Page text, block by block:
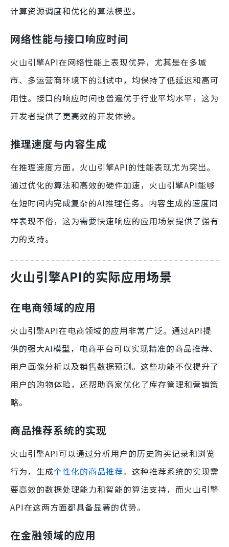
计算资源调度和优化的算法模型。
网络性能与接口响应时间
火山引擎API在网络性能上表现优异，尤其是在多城
市、多运营商环境下的测试中，均保持了低延迟和高可
用性。接口的响应时间也普遍优于行业平均水平，这为
开发者提供了更高效的开发体验。
推理速度与内容生成
在推理速度方面，火山引擎API的性能表现尤为突出。
通过优化的算法和高效的硬件加速，火山引擎API能够
在短时间内完成复杂的AI推理任务。内容生成的速度同
样表现不俗，这为需要快速响应的应用场景提供了强有
力的支持。
火山引擎API的实际应用场景
在电商领域的应用
火山引擎API在电商领域的应用非常广泛。通过API提
供的强大AI模型，电商平台可以实现精准的商品推荐、
用户画像分析以及销售数据预测。这些功能不仅提升了
用户的购物体验，还帮助商家优化了库存管理和营销策
略。
商品推荐系统的实现
火山引擎API可以通过分析用户的历史购买记录和浏览
行为，生成个性化的商品推荐。这种推荐系统的实现需
要高效的数据处理能力和智能的算法支持，而火山引擎
API在这两方面都具备显著的优势。
在金融领域的应用